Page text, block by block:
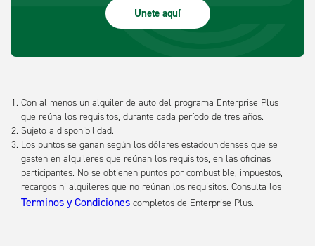
Unete aquí
Con al menos un alquiler de auto del programa Enterprise Plus
que reúna los requisitos, durante cada período de tres años.
Sujeto a disponibilidad.
Los puntos se ganan según los dólares estadounidenses que se
gasten en alquileres que reúnan los requisitos, en las oficinas
participantes. No se obtienen puntos por combustible, impuestos,
recargos ni alquileres que no reúnan los requisitos. Consulta los
Terminos y Condiciones completos de Enterprise Plus.